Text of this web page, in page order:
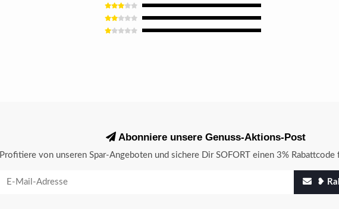
Abonniere unsere Genuss-Aktions-Post
Profitiere von unseren Spar-Angeboten und sichere Dir SOFORT einen 3% Rabattcode
❥